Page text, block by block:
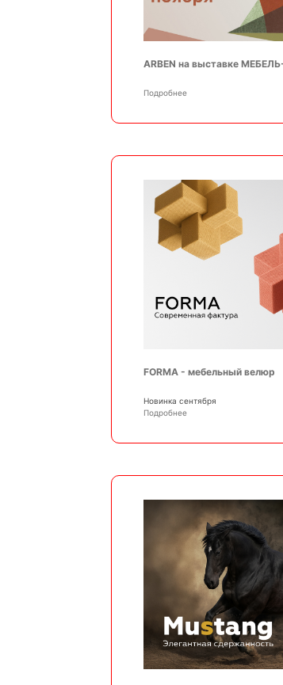
ARBEN на выставке
Подробнее
FORMA - мебельный велюр
Новинка сентября
Подробнее